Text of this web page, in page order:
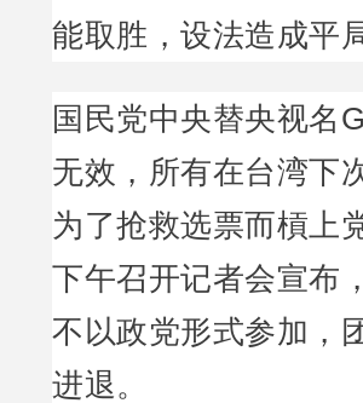
能取胜，设法造成平
国民党中央替央视名
无效，所有在台湾下
为了抢救选票而槓上
下午召开记者会宣布
不以政党形式参加，
进退。